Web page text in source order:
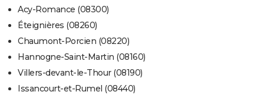
Acy-Romance (08300)
Éteignières (08260)
Chaumont-Porcien (08220)
Hannogne-Saint-Martin (08160)
Villers-devant-le-Thour (08190)
Issancourt-et-Rumel (08440)